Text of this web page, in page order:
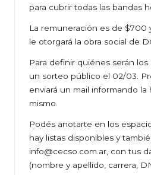
para cubrir todas las bandas
La remuneración es de $700
le otorgará la obra social de
Para definir quiénes serán los
un sorteo público el 02/03.
enviará un mail informando la
mismo.
Podés anotarte en los
hay listas disponibles y
info@cecso.com.ar, con tus
(nombre y apellido, carrera,